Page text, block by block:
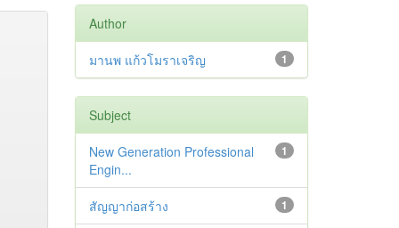
Author
1
มานพ แก้วโมราเจริญ
Subject
1
New Generation Professional
Engin...
1
สัญญาก่อสร้าง